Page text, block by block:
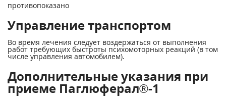
противопоказано
Управление транспортом
Во время лечения следует воздержаться от выполнения
работ требующих быстроты психо­моторных реакций (в том
числе управления автомобилем).
Дополнительные указания при
приеме Паглюферал®-1